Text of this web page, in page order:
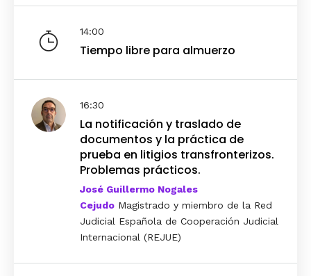
14:00
Tiempo libre para almuerzo
16:30
La notificación y traslado de
documentos y la práctica de
prueba en litigios transfronterizos.
Problemas prácticos.
José Guillermo Nogales
Cejudo Magistrado y miembro de la Red
Judicial Española de Cooperación Judicial
Internacional (REJUE)